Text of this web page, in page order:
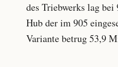
des Triebwerks lag
Hub der im 905
Variante betrug 53,9